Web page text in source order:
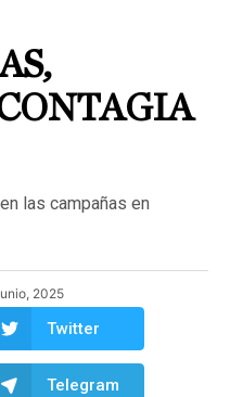
las campañas en
2025
Twitter
Telegram